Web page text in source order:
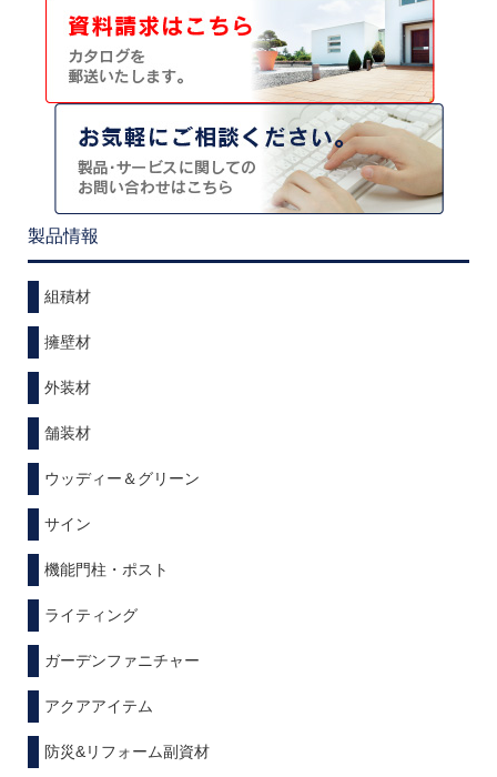
製品情報
組積材
擁壁材
外装材
舗装材
ウッディー＆グリーン
サイン
機能門柱・ポスト
ライティング
ガーデンファニチャー
アクアアイテム
防災&リフォーム副資材